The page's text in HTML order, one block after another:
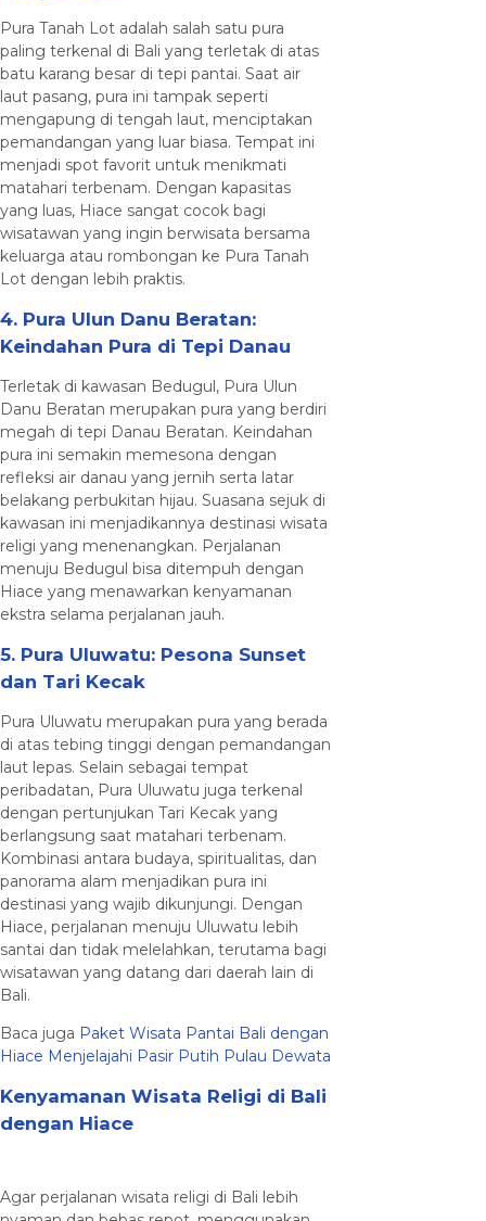
Pura Tanah Lot adalah salah satu pura
paling terkenal di Bali yang terletak di atas
batu karang besar di tepi pantai. Saat air
laut pasang, pura ini tampak seperti
mengapung di tengah laut, menciptakan
pemandangan yang luar biasa. Tempat ini
menjadi spot favorit untuk menikmati
matahari terbenam. Dengan kapasitas
yang luas, Hiace sangat cocok bagi
wisatawan yang ingin berwisata bersama
keluarga atau rombongan ke Pura Tanah
Lot dengan lebih praktis.
4. Pura Ulun Danu Beratan:
Keindahan Pura di Tepi Danau
Terletak di kawasan Bedugul, Pura Ulun
Danu Beratan merupakan pura yang berdiri
megah di tepi Danau Beratan. Keindahan
pura ini semakin memesona dengan
refleksi air danau yang jernih serta latar
belakang perbukitan hijau. Suasana sejuk di
kawasan ini menjadikannya destinasi wisata
religi yang menenangkan. Perjalanan
menuju Bedugul bisa ditempuh dengan
Hiace yang menawarkan kenyamanan
ekstra selama perjalanan jauh.
5. Pura Uluwatu: Pesona Sunset
dan Tari Kecak
Pura Uluwatu merupakan pura yang berada
di atas tebing tinggi dengan pemandangan
laut lepas. Selain sebagai tempat
peribadatan, Pura Uluwatu juga terkenal
dengan pertunjukan Tari Kecak yang
berlangsung saat matahari terbenam.
Kombinasi antara budaya, spiritualitas, dan
panorama alam menjadikan pura ini
destinasi yang wajib dikunjungi. Dengan
Hiace, perjalanan menuju Uluwatu lebih
santai dan tidak melelahkan, terutama bagi
wisatawan yang datang dari daerah lain di
Bali.
Baca juga Paket Wisata Pantai Bali dengan
Hiace Menjelajahi Pasir Putih Pulau Dewata
Kenyamanan Wisata Religi di Bali
dengan Hiace
Agar perjalanan wisata religi di Bali lebih